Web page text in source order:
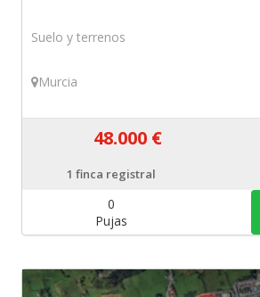
Suelo y terrenos
Murcia
48.000 €
1 finca registral
0
Pujas